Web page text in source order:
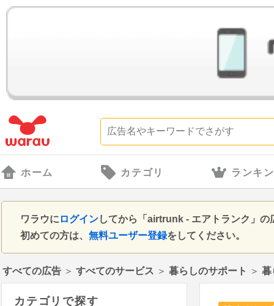
ホーム カテゴリ ランキ
ワラウに ログインしてから「airtrunk - エアトランク」
初めての方は、 無料ユーザー登録をしてください。
すべての広告 ＞ すべてのサービス ＞ 暮らしのサポート ＞ 暮
カテゴリで探す